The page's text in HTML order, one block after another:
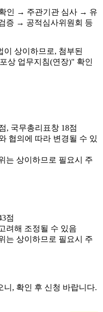
인 → 주관기관 심사 → 유
증 → 공적심사위원회 등
상이하므로, 첨부된
상 업무지침(연장)" 확인
, 국무총리표창 18점
협의에 따라 변경될 수 있
는 상이하므로 필요시 주
점
려해 조정될 수 있음
는 상이하므로 필요시 주
니, 확인 후 신청 바랍니다.